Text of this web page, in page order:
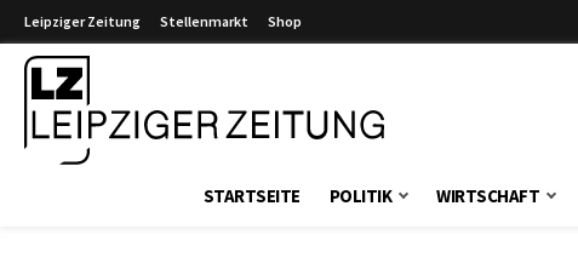
Leipziger Zeitung Stellenmarkt Shop
STARTSEITE POLITIK WIRTSCHAFT